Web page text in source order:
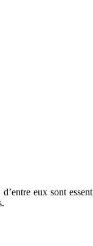
eux sont